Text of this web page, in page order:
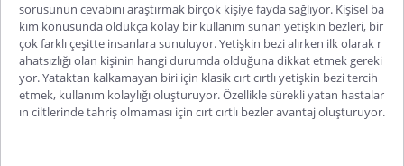
sorusunun cevabını araştırmak birçok kişiye fayda sağlıyor. Kişisel ba
kım konusunda oldukça kolay bir kullanım sunan yetişkin bezleri, bir
çok farklı çeşitte insanlara sunuluyor. Yetişkin bezi alırken ilk olarak r
ahatsızlığı olan kişinin hangi durumda olduğuna dikkat etmek gereki
yor. Yataktan kalkamayan biri için klasik cırt cırtlı yetişkin bezi tercih
etmek, kullanım kolaylığı oluşturuyor. Özellikle sürekli yatan hastalar
ın ciltlerinde tahriş olmaması için cırt cırtlı bezler avantaj oluşturuyor.